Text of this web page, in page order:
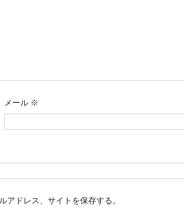
メール ※
ドレス、サイトを保存する。